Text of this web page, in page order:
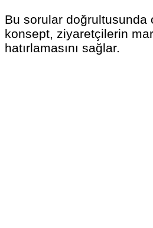
Bu sorular doğrultusunda
konsept, ziyaretçilerin
hatırlamasını sağlar.